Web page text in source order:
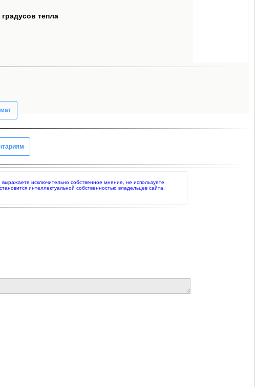
тепла
исключительно собственное мнение, не используете
интеллектуальной собственностью владельцев сайта.